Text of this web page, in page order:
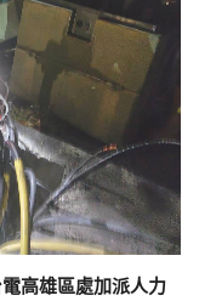
高雄區處加派人力